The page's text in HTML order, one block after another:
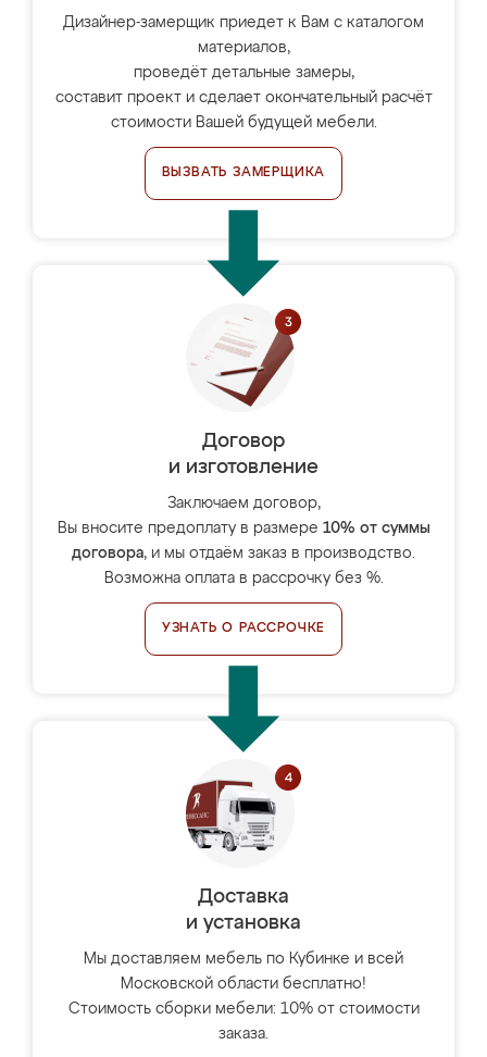
Дизайнер-замерщик приедет к Вам с каталогом
материалов,
проведёт детальные замеры,
составит проект и сделает окончательный расчёт
стоимости Вашей будущей мебели.
ВЫЗВАТЬ ЗАМЕРЩИКА
Договор
и изготовление
Заключаем договор,
Вы вносите предоплату в размере 10% от суммы
договора, и мы отдаём заказ в производство.
Возможна оплата в рассрочку без %.
УЗНАТЬ О РАССРОЧКЕ
Доставка
и установка
Мы доставляем мебель по Кубинке и всей
Московской области бесплатно!
Стоимость сборки мебели: 10% от стоимости
заказа.